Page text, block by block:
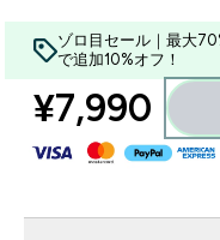
ゾロ目セール｜最大
で追加10%オフ！
¥7,990‎